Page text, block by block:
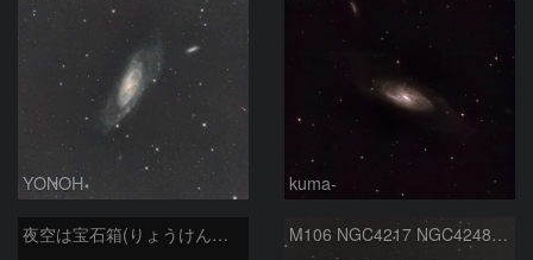
YONOH kuma-
夜空は宝石箱(りょうけん座 M106) Seestar50 M106 NGC4217 NGC4248 りょうけん座